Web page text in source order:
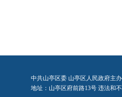
中共山亭区委 山亭区人民政府主
地址：山亭区府前路13号 违法和